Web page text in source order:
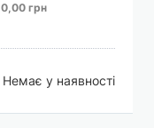
0,00 грн
Немає у наявності